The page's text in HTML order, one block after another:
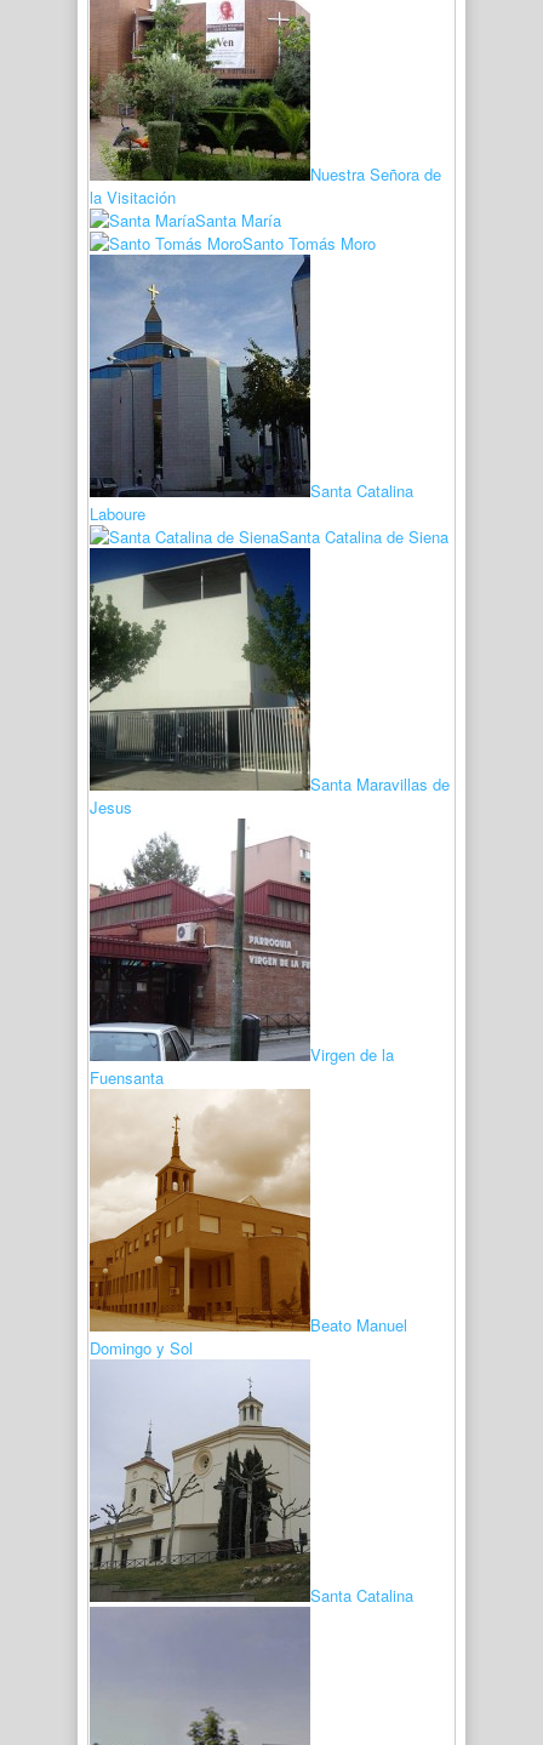
Nuestra Señora de
la Visitación
Santa María
Santo Tomás Moro
Santa Catalina
Laboure
Santa Catalina de Siena
Santa Maravillas de
Jesus
Virgen de la
Fuensanta
Beato Manuel
Domingo y Sol
Santa Catalina